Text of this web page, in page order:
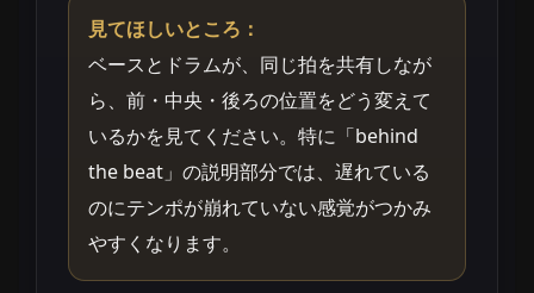
見てほしいところ：
ベースとドラムが、同じ拍を共有しなが
ら、前・中央・後ろの位置をどう変えて
いるかを見てください。特に「behind
the beat」の説明部分では、遅れている
のにテンポが崩れていない感覚がつかみ
やすくなります。